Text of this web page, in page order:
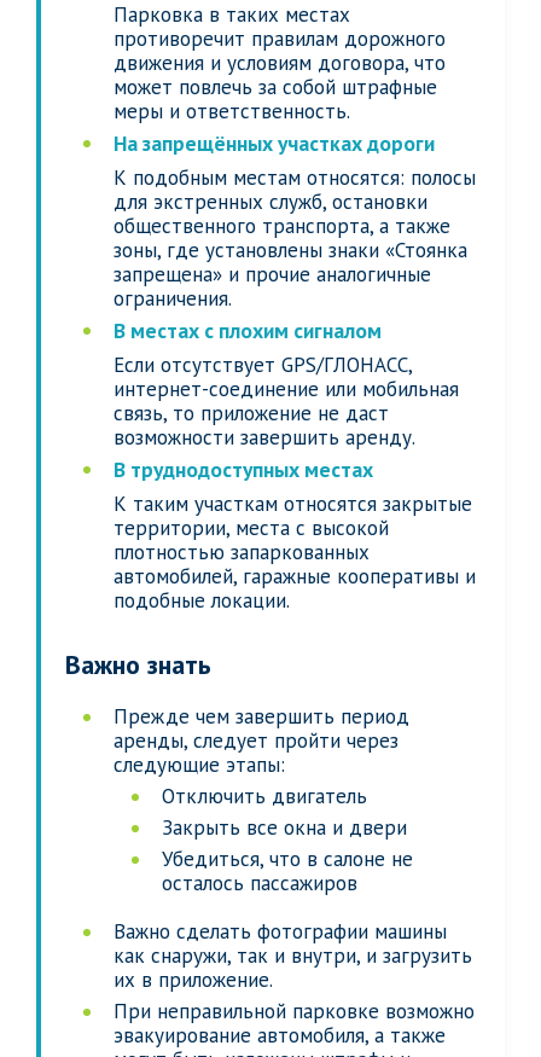
Парковка в таких местах
противоречит правилам дорожного
движения и условиям договора, что
может повлечь за собой штрафные
меры и ответственность.
На запрещённых участках дороги
К подобным местам относятся: полосы
для экстренных служб, остановки
общественного транспорта, а также
зоны, где установлены знаки «Стоянка
запрещена» и прочие аналогичные
ограничения.
В местах с плохим сигналом
Если отсутствует GPS/ГЛОНАСС,
интернет-соединение или мобильная
связь, то приложение не даст
возможности завершить аренду.
В труднодоступных местах
К таким участкам относятся закрытые
территории, места с высокой
плотностью запаркованных
автомобилей, гаражные кооперативы и
подобные локации.
Важно знать
Прежде чем завершить период
аренды, следует пройти через
следующие этапы:
Отключить двигатель
Закрыть все окна и двери
Убедиться, что в салоне не
осталось пассажиров
Важно сделать фотографии машины
как снаружи, так и внутри, и загрузить
их в приложение.
При неправильной парковке возможно
эвакуирование автомобиля, а также